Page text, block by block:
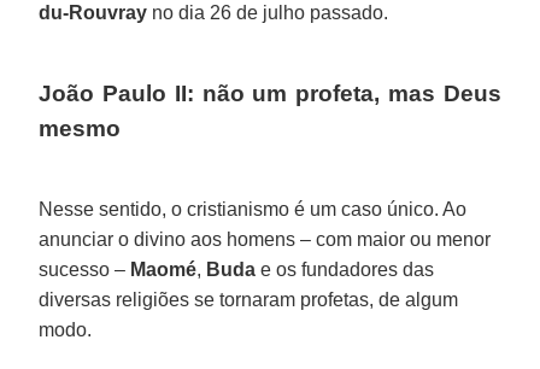
du-Rouvray no dia 26 de julho passado.
João Paulo II: não um profeta, mas Deus
mesmo
Nesse sentido, o cristianismo é um caso único. Ao
anunciar o divino aos homens – com maior ou menor
sucesso – Maomé, Buda e os fundadores das
diversas religiões se tornaram profetas, de algum
modo.